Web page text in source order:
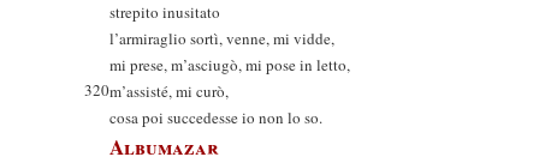
strepito inusitato
l’armiraglio sortì, venne, mi vidde,
mi prese, m’asciugò, mi pose in letto,
320m’assisté, mi curò,
cosa poi succedesse io non lo so.
Albumazar